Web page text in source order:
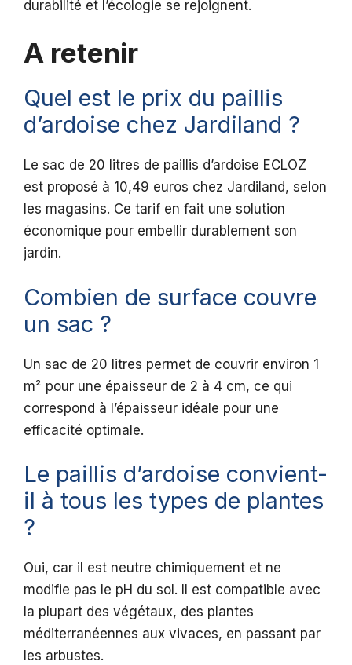
durabilité et l’écologie se rejoignent.
A retenir
Quel est le prix du paillis
d’ardoise chez Jardiland ?
Le sac de 20 litres de paillis d’ardoise ECLOZ
est proposé à 10,49 euros chez Jardiland, selon
les magasins. Ce tarif en fait une solution
économique pour embellir durablement son
jardin.
Combien de surface couvre
un sac ?
Un sac de 20 litres permet de couvrir environ 1
m² pour une épaisseur de 2 à 4 cm, ce qui
correspond à l’épaisseur idéale pour une
efficacité optimale.
Le paillis d’ardoise convient-
il à tous les types de plantes
?
Oui, car il est neutre chimiquement et ne
modifie pas le pH du sol. Il est compatible avec
la plupart des végétaux, des plantes
méditerranéennes aux vivaces, en passant par
les arbustes.